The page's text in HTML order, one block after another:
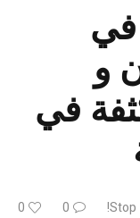
في
و
في
Stop!
0
0